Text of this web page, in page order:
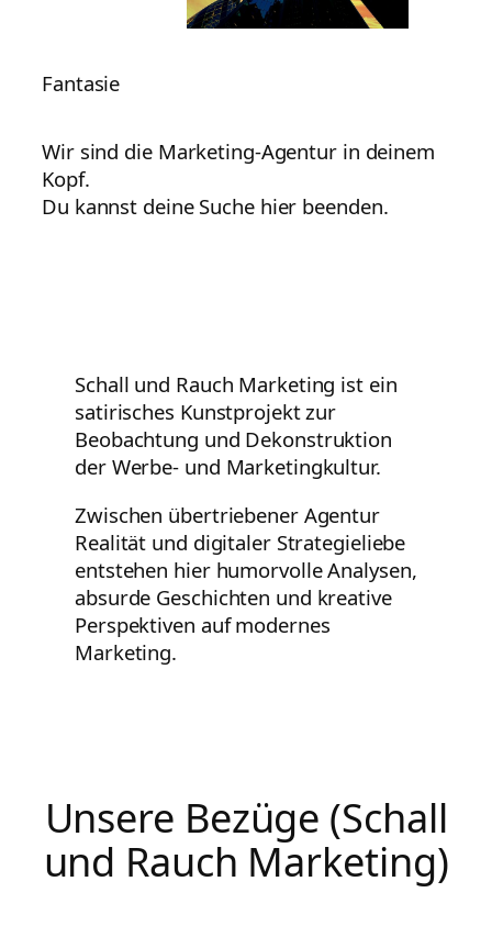
Fantasie
Wir sind die Marketing-Agentur in deinem
Kopf.
Du kannst deine Suche hier beenden.
Schall und Rauch Marketing ist ein
satirisches Kunstprojekt zur
Beobachtung und Dekonstruktion
der Werbe- und Marketingkultur.
Zwischen übertriebener Agentur
Realität und digitaler Strategieliebe
entstehen hier humorvolle Analysen,
absurde Geschichten und kreative
Perspektiven auf modernes
Marketing.
Unsere Bezüge (Schall
und Rauch Marketing)